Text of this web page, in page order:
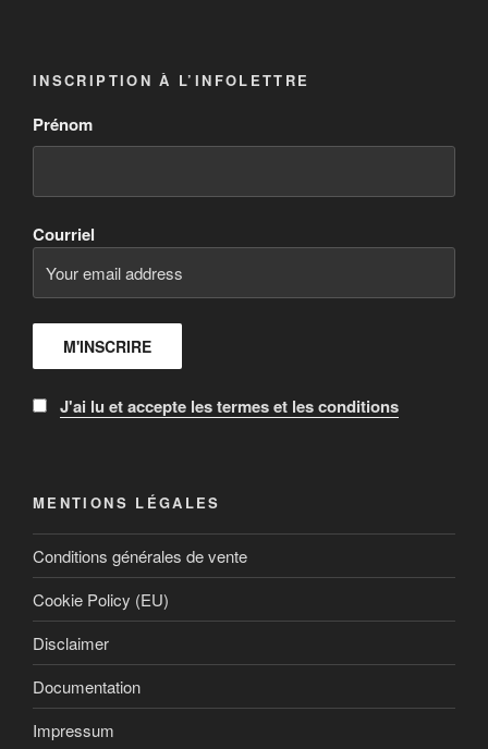
INSCRIPTION À L’INFOLETTRE
Prénom
Courriel
J'ai lu et accepte les termes et les conditions
MENTIONS LÉGALES
Conditions générales de vente
Cookie Policy (EU)
Disclaimer
Documentation
Impressum